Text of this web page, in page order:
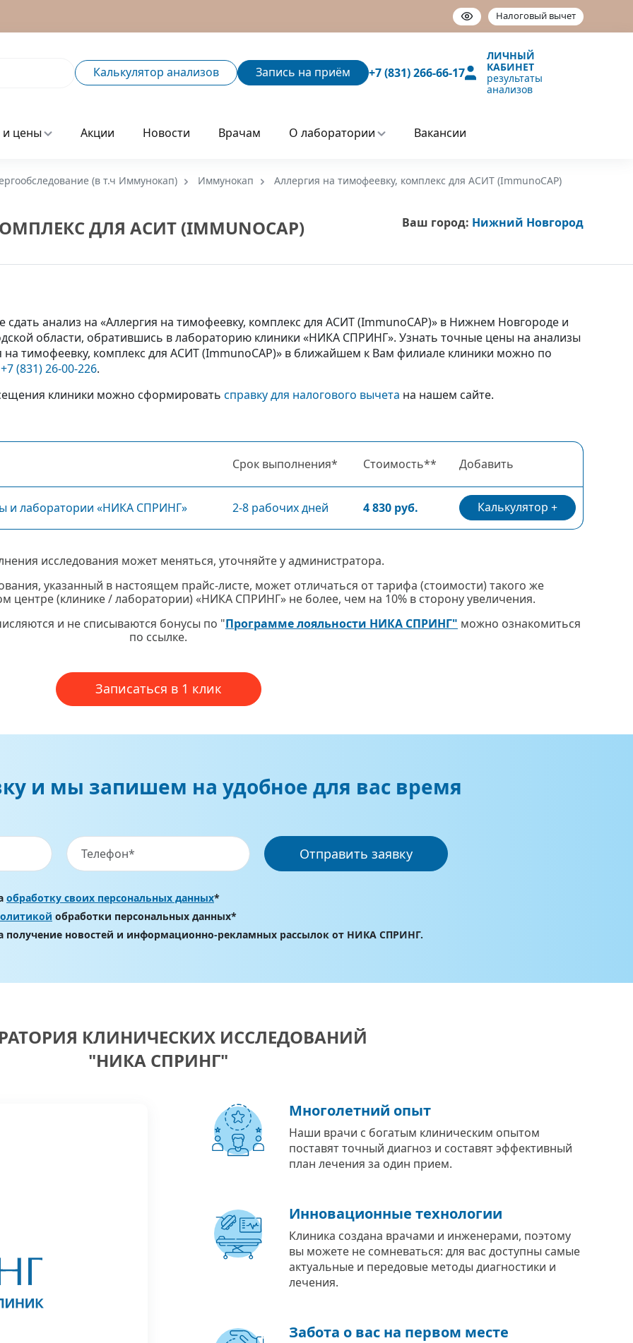
Налоговый вычет
Калькулятор анализов Запись на приём +7 (831) 266-66-17
ЛИЧНЫЙ
КАБИНЕТ
результаты
анализов
цены Акции Новости Врачам О лаборатории Вакансии
(в т.ч Иммунокап) Иммунокап Аллергия на тимофеевку, комплекс для АСИТ (ImmunoCAP)
ДЛЯ АСИТ (IMMUNOCAP) Ваш город: Нижний Новгород
сдать анализ на «Аллергия на тимофеевку, комплекс для АСИТ (ImmunoCAP)» в Нижнем Новгороде и
области, обратившись в лабораторию клиники «НИКА СПРИНГ». Узнать точные цены на анализы
на тимофеевку, комплекс для АСИТ (ImmunoCAP)» в ближайшем к Вам филиале клиники можно по
+7 (831) 26-00-226.
клиники можно сформировать справку для налогового вычета на нашем сайте.
Срок выполнения* Стоимость** Добавить
и лаборатории «НИКА СПРИНГ» 2-8 рабочих дней 4 830 руб. Калькулятор
исследования может меняться, уточняйте у администратора.
указанный в настоящем прайс-листе, может отличаться от тарифа (стоимости) такого же
центре (клинике / лаборатории) «НИКА СПРИНГ» не более, чем на 10% в сторону увеличения.
и не списываются бонусы по "Программе лояльности НИКА СПРИНГ" можно ознакомиться
по ссылке.
Записаться в 1 клик
и мы запишем на удобное для вас время
Отправить заявку
обработку своих персональных данных*
обработки персональных данных*
получение новостей и информационно-рекламных рассылок от НИКА СПРИНГ.
КЛИНИЧЕСКИХ ИССЛЕДОВАНИЙ
"НИКА СПРИНГ"
Многолетний опыт
Наши врачи с богатым клиническим опытом
поставят точный диагноз и составят эффективный
план лечения за один прием.
Инновационные технологии
Клиника создана врачами и инженерами, поэтому
вы можете не сомневаться: для вас доступны самые
актуальные и передовые методы диагностики и
лечения.
Забота о вас на первом месте